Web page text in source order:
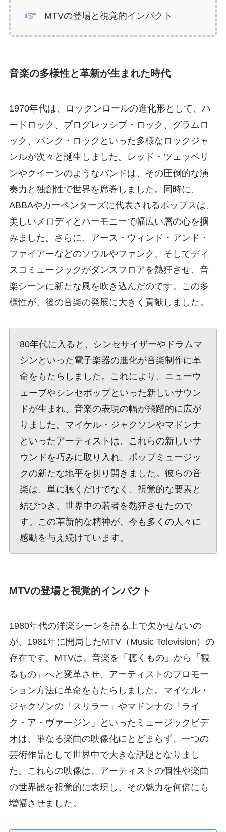
MTVの登場と視覚的インパクト
音楽の多様性と革新が生まれた時代
1970年代は、ロックンロールの進化形として、ハ
ードロック、プログレッシブ・ロック、グラムロ
ック、パンク・ロックといった多様なロックジャ
ンルが次々と誕生しました。レッド・ツェッペリ
ンやクイーンのようなバンドは、その圧倒的な演
奏力と独創性で世界を席巻しました。同時に、
ABBAやカーペンターズに代表されるポップスは、
美しいメロディとハーモニーで幅広い層の心を掴
みました。さらに、アース・ウィンド・アンド・
ファイアーなどのソウルやファンク、そしてディ
スコミュージックがダンスフロアを熱狂させ、音
楽シーンに新たな風を吹き込んだのです。この多
様性が、後の音楽の発展に大きく貢献しました。
80年代に入ると、シンセサイザーやドラムマ
シンといった電子楽器の進化が音楽制作に革
命をもたらしました。これにより、ニューウ
ェーブやシンセポップといった新しいサウン
ドが生まれ、音楽の表現の幅が飛躍的に広が
りました。マイケル・ジャクソンやマドンナ
といったアーティストは、これらの新しいサ
ウンドを巧みに取り入れ、ポップミュージッ
クの新たな地平を切り開きました。彼らの音
楽は、単に聴くだけでなく、視覚的な要素と
結びつき、世界中の若者を熱狂させたので
す。この革新的な精神が、今も多くの人々に
感動を与え続けています。
MTVの登場と視覚的インパクト
1980年代の洋楽シーンを語る上で欠かせないの
が、1981年に開局したMTV（Music Television）の
存在です。MTVは、音楽を「聴くもの」から「観
るもの」へと変革させ、アーティストのプロモー
ション方法に革命をもたらしました。マイケル・
ジャクソンの「スリラー」やマドンナの「ライ
ク・ア・ヴァージン」といったミュージックビデ
オは、単なる楽曲の映像化にとどまらず、一つの
芸術作品として世界中で大きな話題となりまし
た。これらの映像は、アーティストの個性や楽曲
の世界観を視覚的に表現し、その魅力を何倍にも
増幅させました。